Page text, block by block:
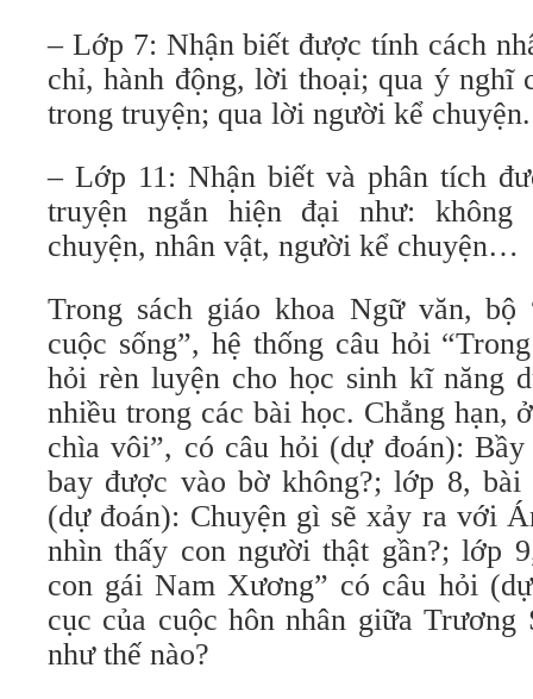
– Lớp 7: Nhận biết được tính cách
chỉ, hành động, lời thoại; qua ý nghĩ
trong truyện; qua lời người kể chuyện.
– Lớp 11: Nhận biết và phân tích
truyện ngắn hiện đại như:
chuyện, nhân vật, người kể chuyện…
Trong sách giáo khoa Ngữ văn,
cuộc sống”, hệ thống câu hỏi
hỏi rèn luyện cho học sinh kĩ năng
nhiều trong các bài học. Chẳng hạn,
chìa vôi”, có câu hỏi (dự đoán):
bay được vào bờ không?; lớp 8,
(dự đoán): Chuyện gì sẽ xảy ra với
nhìn thấy con người thật gần?; lớp
con gái Nam Xương” có câu hỏi
cục của cuộc hôn nhân giữa
như thế nào?